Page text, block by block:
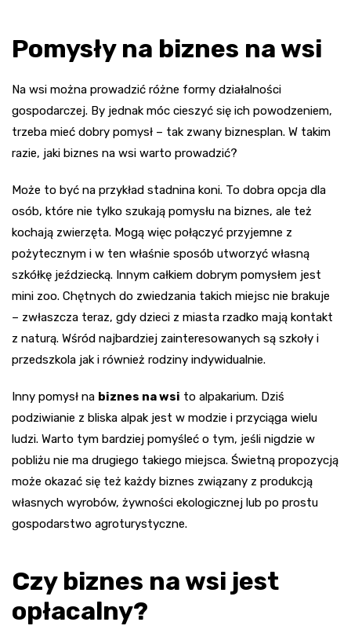
Pomysły na biznes na wsi
Na wsi można prowadzić różne formy działalności
gospodarczej. By jednak móc cieszyć się ich powodzeniem,
trzeba mieć dobry pomysł – tak zwany biznesplan. W takim
razie, jaki biznes na wsi warto prowadzić?
Może to być na przykład stadnina koni. To dobra opcja dla
osób, które nie tylko szukają pomysłu na biznes, ale też
kochają zwierzęta. Mogą więc połączyć przyjemne z
pożytecznym i w ten właśnie sposób utworzyć własną
szkółkę jeździecką. Innym całkiem dobrym pomysłem jest
mini zoo. Chętnych do zwiedzania takich miejsc nie brakuje
– zwłaszcza teraz, gdy dzieci z miasta rzadko mają kontakt
z naturą. Wśród najbardziej zainteresowanych są szkoły i
przedszkola jak i również rodziny indywidualnie.
Inny pomysł na biznes na wsi to alpakarium. Dziś
podziwianie z bliska alpak jest w modzie i przyciąga wielu
ludzi. Warto tym bardziej pomyśleć o tym, jeśli nigdzie w
pobliżu nie ma drugiego takiego miejsca. Świetną propozycją
może okazać się też każdy biznes związany z produkcją
własnych wyrobów, żywności ekologicznej lub po prostu
gospodarstwo agroturystyczne.
Czy biznes na wsi jest
opłacalny?